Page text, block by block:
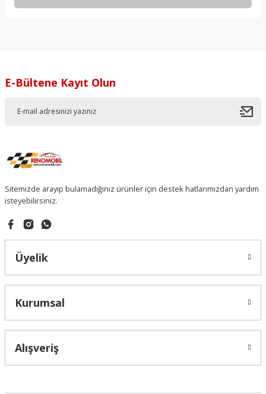
E-Bültene Kayıt Olun
Sitemizde arayıp bulamadığınız ürünler için destek hatlarımızdan yardım
isteyebilirsiniz.
Üyelik
Kurumsal
Alışveriş